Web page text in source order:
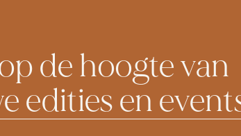
de hoogte van
edities en